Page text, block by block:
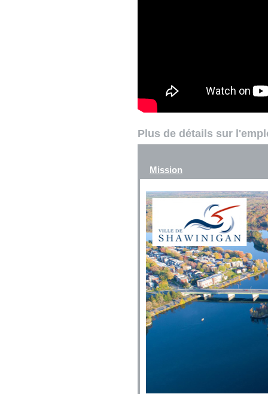
Plus de détails sur
Mission